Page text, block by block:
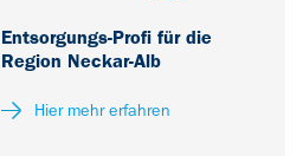
Entsorgungs-Profi für die
Region Neckar-Alb
Hier mehr erfahren